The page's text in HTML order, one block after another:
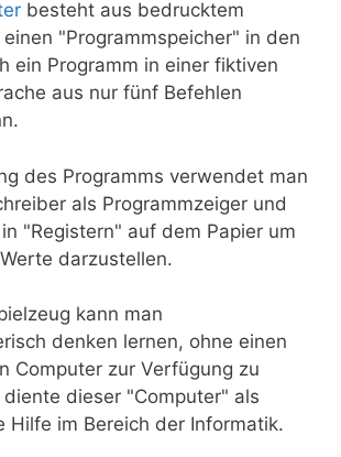
besteht aus bedrucktem
einen "Programmspeicher" in den
ein Programm in einer fiktiven
aus nur fünf Befehlen
des Programms verwendet man
als Programmzeiger und
"Registern" auf dem Papier um
darzustellen.
kann man
denken lernen, ohne einen
Computer zur Verfügung zu
dieser "Computer" als
Hilfe im Bereich der Informatik.